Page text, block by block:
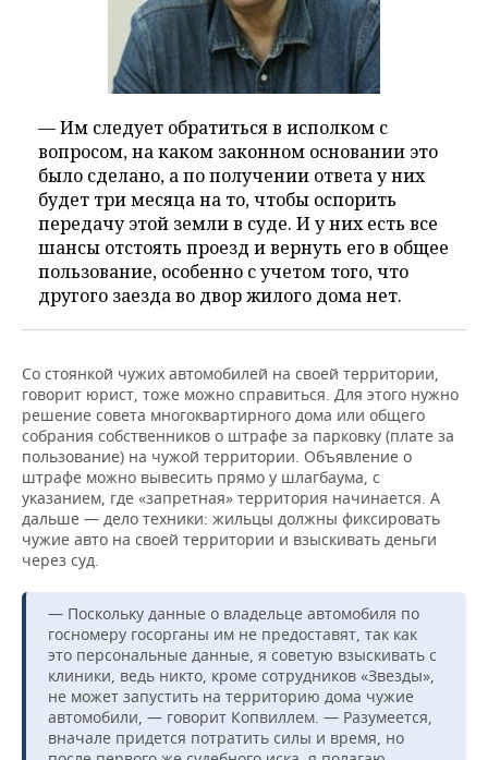
— Им следует обратиться в исполком с
вопросом, на каком законном основании это
было сделано, а по получении ответа у них
будет три месяца на то, чтобы оспорить
передачу этой земли в суде. И у них есть все
шансы отстоять проезд и вернуть его в общее
пользование, особенно с учетом того, что
другого заезда во двор жилого дома нет.
Со стоянкой чужих автомобилей на своей территории,
говорит юрист, тоже можно справиться. Для этого нужно
решение совета многоквартирного дома или общего
собрания собственников о штрафе за парковку (плате за
пользование) на чужой территории. Объявление о
штрафе можно вывесить прямо у шлагбаума, с
указанием, где «запретная» территория начинается. А
дальше — дело техники: жильцы должны фиксировать
чужие авто на своей территории и взыскивать деньги
через суд.
— Поскольку данные о владельце автомобиля по
госномеру госорганы им не предоставят, так как
это персональные данные, я советую взыскивать с
клиники, ведь никто, кроме сотрудников «Звезды»,
не может запустить на территорию дома чужие
автомобили, — говорит Копвиллем. — Разумеется,
вначале придется потратить силы и время, но